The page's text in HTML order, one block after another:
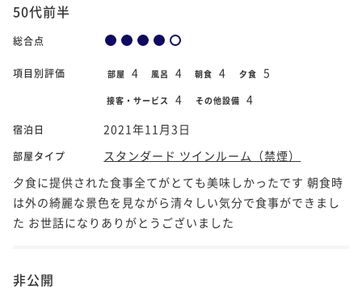
50代前半
総合点
項目別評価 部屋 4 風呂 4 朝食 4 夕食 5
接客・サービス 4 その他設備 4
宿泊日 2021年11月3日
部屋タイプ
スタンダード ツインルーム（禁煙）
夕食に提供された食事全てがとても美味しかったです 朝食時
は外の綺麗な景色を見ながら清々しい気分で食事ができまし
た お世話になりありがとうございました
非公開